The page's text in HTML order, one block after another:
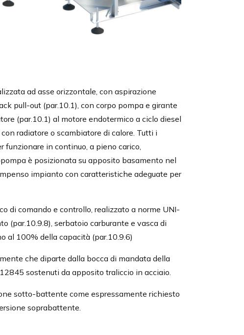
ad asse orizzontale, con aspirazione
pull-out (par.10.1), con corpo pompa e girante
(par.10.1) al motore endotermico a ciclo diesel
radiatore o scambiatore di calore. Tutti i
in continuo, a pieno carico,
è posizionata su apposito basamento nel
impianto con caratteristiche adeguate per
di comando e controllo, realizzato a norme UNI-
(par.10.9.8), serbatoio carburante e vasca di
al 100% della capacità (par.10.9.6)
che diparte dalla bocca di mandata della
sostenuti da apposito traliccio in acciaio.
sotto-battente come espressamente richiesto
soprabattente.